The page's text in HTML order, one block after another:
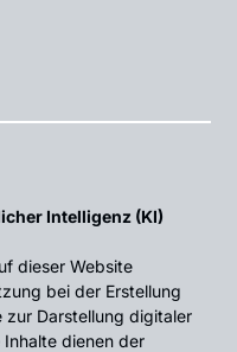
Intelligenz (KI)
dieser Website
bei der Erstellung
zur Darstellung digitaler
dienen der